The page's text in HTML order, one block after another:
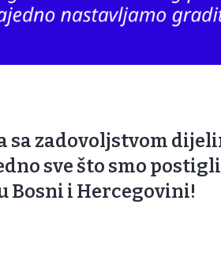
sa zadovoljstvom
sve što smo
Bosni i Hercegovini!